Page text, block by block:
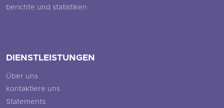
berichte und statistiken
DIENSTLEISTUNGEN
Über uns
kontaktiere uns
Statements